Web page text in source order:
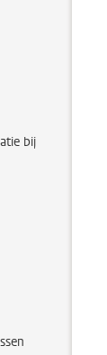
bij